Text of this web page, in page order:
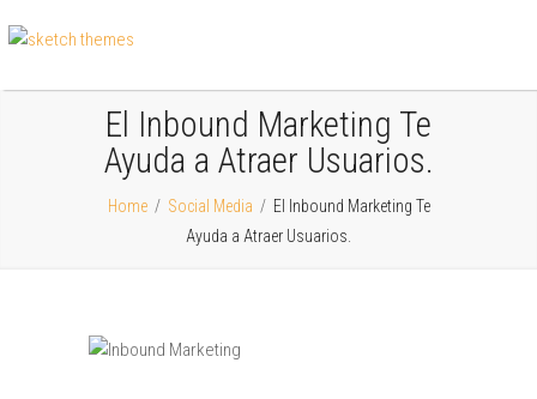
El Inbound Marketing Te
Ayuda a Atraer Usuarios.
Home / Social Media / El Inbound Marketing Te
Ayuda a Atraer Usuarios.